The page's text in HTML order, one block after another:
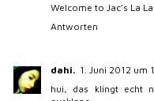
Welcome to Jac's La
Antworten
dahi. 1. Juni 2012 um
hui, das klingt echt